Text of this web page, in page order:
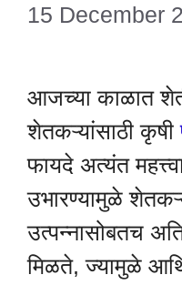
15 December
आजच्या काळात
शेतकऱ्यांसाठी कृषी
फायदे अत्यंत
उभारण्यामुळे
उत्पन्नासोबतच
मिळते, ज्यामुळे